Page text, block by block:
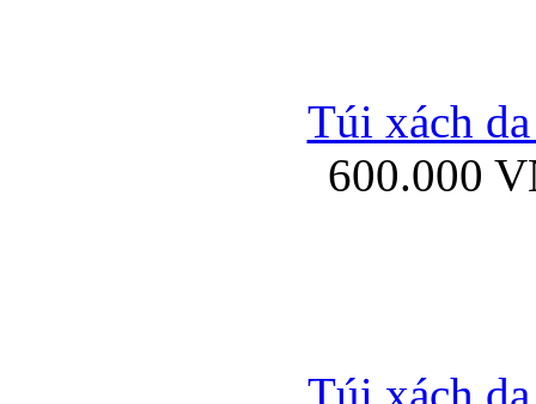
Ốp lưng
Túi xách
600.000